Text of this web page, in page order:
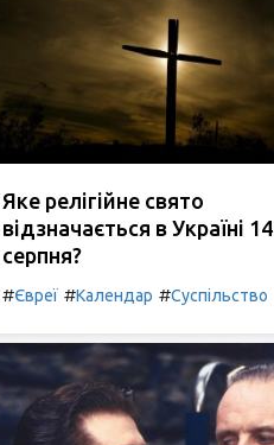
Яке релігійне свято
відзначається в Україні 14
серпня?
#Євреї #Календар #Суспільство